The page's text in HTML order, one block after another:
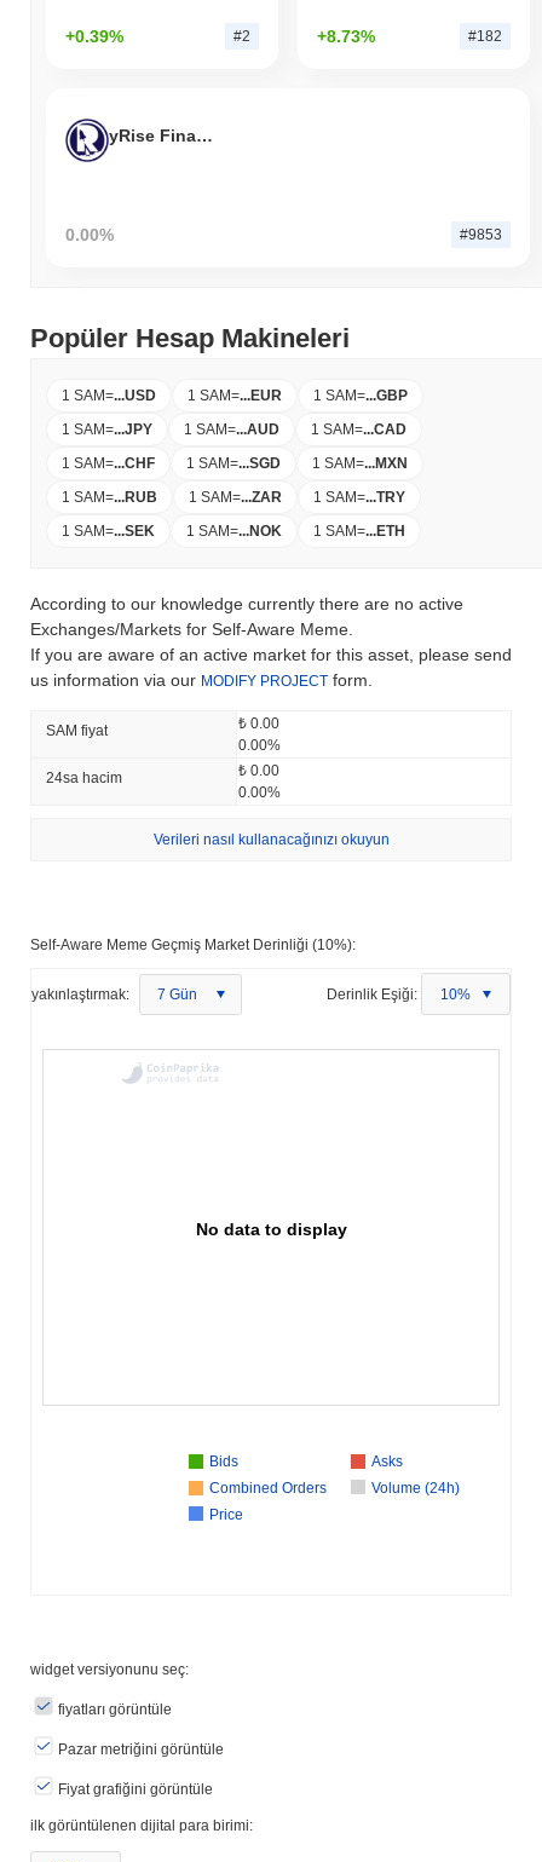
+0.39% #2 +8.73% #182
yRise Finance
0.00% #9853
Popüler Hesap Makineleri
1 SAM=...USD 1 SAM=...EUR 1 SAM=...GBP
1 SAM=...JPY 1 SAM=...AUD 1 SAM=...CAD
1 SAM=...CHF 1 SAM=...SGD 1 SAM=...MXN
1 SAM=...RUB 1 SAM=...ZAR 1 SAM=...TRY
1 SAM=...SEK 1 SAM=...NOK 1 SAM=...ETH
According to our knowledge currently there are no active
Exchanges/Markets for Self-Aware Meme.
If you are aware of an active market for this asset, please send
us information via our MODIFY PROJECT form.
SAM fiyat
₺ 0.00
0.00%
24sa hacim
₺ 0.00
0.00%
Verileri nasıl kullanacağınızı okuyun
Self-Aware Meme Geçmiş Market Derinliği (10%):
yakınlaştırmak: 7 Gün Derinlik Eşiği: 10%
No data to display
Bids
Asks
Combined Orders
Volume (24h)
Price
widget versiyonunu seç:
fiyatları görüntüle
Pazar metriğini görüntüle
Fiyat grafiğini görüntüle
ilk görüntülenen dijital para birimi: